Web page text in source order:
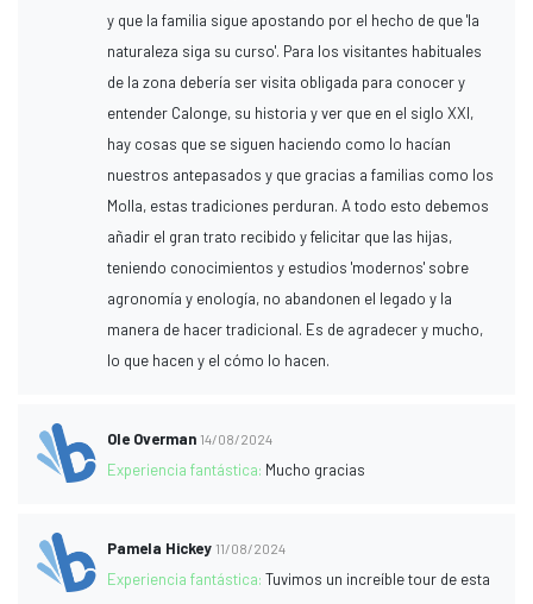
y que la familia sigue apostando por el hecho de que 'la
naturaleza siga su curso'. Para los visitantes habituales
de la zona debería ser visita obligada para conocer y
entender Calonge, su historia y ver que en el siglo XXI,
hay cosas que se siguen haciendo como lo hacían
nuestros antepasados y que gracias a familias como los
Molla, estas tradiciones perduran. A todo esto debemos
añadir el gran trato recibido y felicitar que las hijas,
teniendo conocimientos y estudios 'modernos' sobre
agronomía y enología, no abandonen el legado y la
manera de hacer tradicional. Es de agradecer y mucho,
lo que hacen y el cómo lo hacen.
Ole Overman 14/08/2024
Experiencia fantástica: Mucho gracias
Pamela Hickey 11/08/2024
Experiencia fantástica:Tuvimos un increíble tour de esta